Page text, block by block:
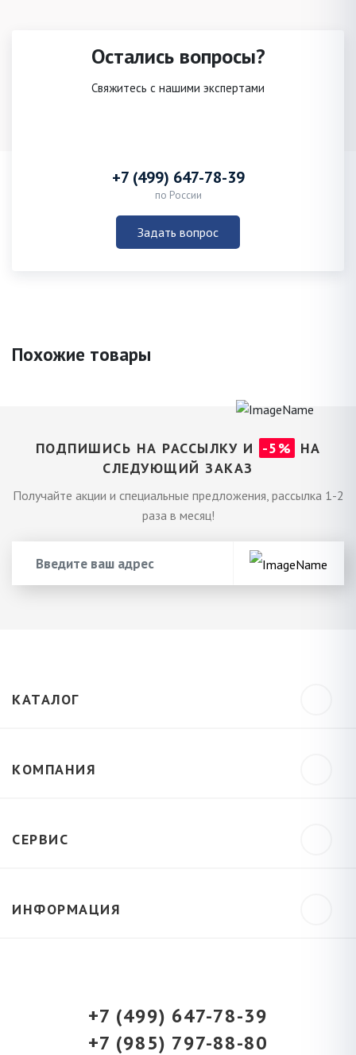
Остались вопросы?
Свяжитесь с нашими экспертами
+7 (499) 647-78-39
по России
Задать вопрос
Похожие товары
ПОДПИШИСЬ НА РАССЫЛКУ И -5%
НА
СЛЕДУЮЩИЙ ЗАКАЗ
Получайте акции и специальные предложения, рассылка 1-2
раза в месяц!
КАТАЛОГ
КОМПАНИЯ
СЕРВИС
ИНФОРМАЦИЯ
+7 (499) 647-78-39
+7 (985) 797-88-80